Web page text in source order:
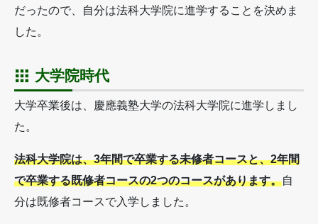
だったので、自分は法科大学院に進学することを決めま
した。
大学院時代
大学卒業後は、慶應義塾大学の法科大学院に進学しまし
た。
法科大学院は、3年間で卒業する未修者コースと、2年間
で卒業する既修者コースの2つのコースがあります。自
分は既修者コースで入学しました。